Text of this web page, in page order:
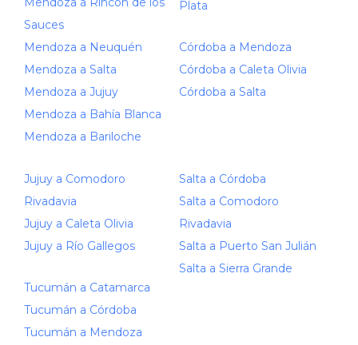
Sauces
Mendoza a Neuquén
Mendoza a Salta
Mendoza a Jujuy
Mendoza a Bahía Blanca
Mendoza a Bariloche
Plata
Córdoba a Mendoza
Córdoba a Caleta Olivia
Córdoba a Salta
Jujuy a Comodoro
Rivadavia
Jujuy a Caleta Olivia
Jujuy a Río Gallegos
Tucumán a Catamarca
Tucumán a Córdoba
Tucumán a Mendoza
Salta a Córdoba
Salta a Comodoro
Rivadavia
Salta a Puerto San Julián
Salta a Sierra Grande